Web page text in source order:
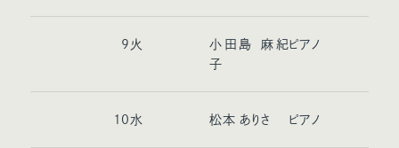
9 火
小田島 麻紀
子
ピアノ
10水 松本 ありさ ピアノ